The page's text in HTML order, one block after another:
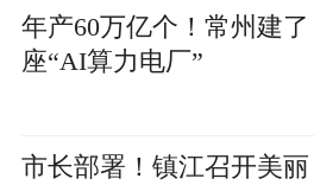
年产60万亿个！常州建了
座“AI算力电厂”
市长部署！镇江召开美丽